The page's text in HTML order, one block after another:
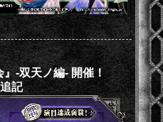
-双天ノ編- 開催！
記